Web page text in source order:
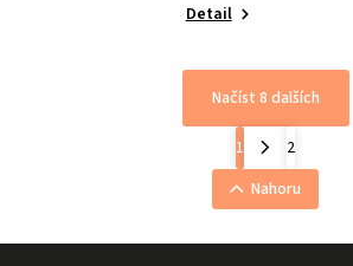
Detail
Načíst 8 dalších
1
2
Nahoru